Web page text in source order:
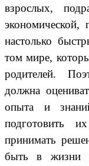
взрослых,
экономической,
настолько
том мире,
родителей.
должна
опыта и
подготовить
принимать
быть в жизни